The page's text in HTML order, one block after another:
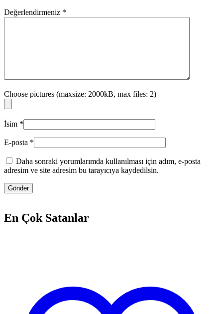
Değerlendirmeniz *
Choose pictures (maxsize: 2000kB, max files: 2)
İsim *
E-posta *
Daha sonraki yorumlarımda kullanılması için adım, e-posta
adresim ve site adresim bu tarayıcıya kaydedilsin.
En Çok Satanlar